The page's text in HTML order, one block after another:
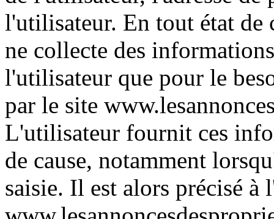
l'utilisateur. En tout état de
ne collecte des
l'utilisateur que pour le
par le site
L'utilisateur fournit ces
de cause, notamment
saisie. Il est alors précisé